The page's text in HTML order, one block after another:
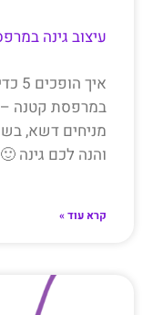
עיצוב גינה
במרפסת קטנה
מניחים דשא,
והנה לכם גינה
קרא עוד »